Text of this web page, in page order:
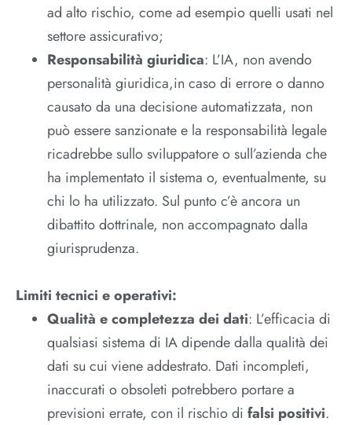
ad alto rischio, come ad esempio quelli usati nel
settore assicurativo;
Responsabilità giuridica: L’IA, non avendo
personalità giuridica,in caso di errore o danno
causato da una decisione automatizzata, non
può essere sanzionate e la responsabilità legale
ricadrebbe sullo sviluppatore o sull’azienda che
ha implementato il sistema o, eventualmente, su
chi lo ha utilizzato. Sul punto c’è ancora un
dibattito dottrinale, non accompagnato dalla
giurisprudenza.
Limiti tecnici e operativi:
Qualità e completezza dei dati: L’efficacia di
qualsiasi sistema di IA dipende dalla qualità dei
dati su cui viene addestrato. Dati incompleti,
inaccurati o obsoleti potrebbero portare a
previsioni errate, con il rischio di falsi positivi.